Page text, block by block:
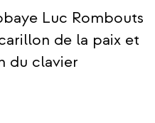
Luc Rombouts
de la paix et
du clavier